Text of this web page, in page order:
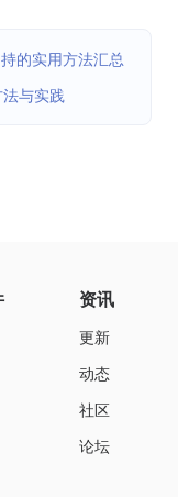
的实用方法汇总
与实践
资讯
更新
动态
社区
论坛